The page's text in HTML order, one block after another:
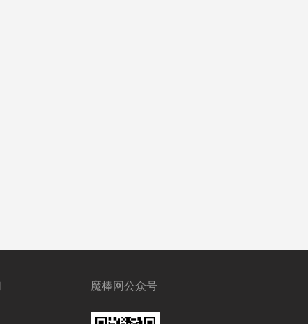
魔棒网公众号